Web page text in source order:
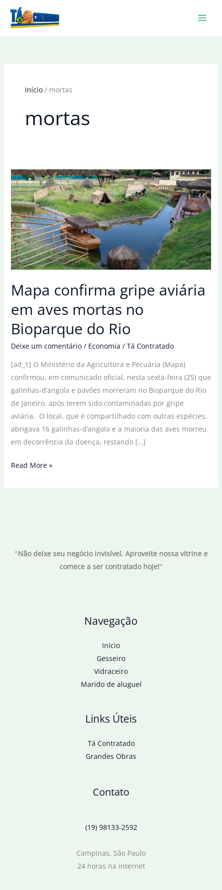
Início mortas
mortas
Mapa confirma gripe aviária
em aves mortas no
Bioparque do Rio
Deixe um comentário / Economia / Tá Contratado
[ad_1] O Ministério da Agricultura e Pecuária (Mapa)
confirmou, em comunicado oficial, nesta sexta-feira (25) que
galinhas-d’angola e pavões morreram no Bioparque do Rio
de Janeiro, após terem sido contaminadas por gripe
aviária. O local, que é compartilhado com outras espécies,
abrigava 16 galinhas-d’angola e a maioria das aves morreu
em decorrência da doença, restando […]
Mapa
no
Read More »
"Não deixe seu negócio invisível. Aproveite nossa vitrine e
comece a ser contratado hoje!"
Navegação
Início
Gesseiro
Vidraceiro
Marido de aluguel
Links Úteis
Tá Contratado
Grandes Obras
Contato
(19) 98133-2592
Campinas, São Paulo
24 horas na internet